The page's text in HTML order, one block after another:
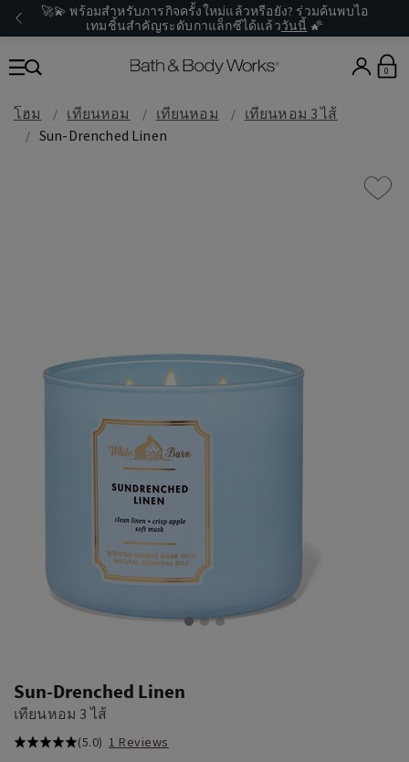
🚀💫 พร้อมสำหรับภารกิจครั้งใหม่แล้วหรือยัง? ร่วมค้นพบไอ
เทมชิ้นสำคัญระดับกาแล็กซีได้แล้ววันนี้ 🌠
0
โฮม เทียนหอม เทียนหอม
เทียนหอม 3 ไส้
Sun-Drenched Linen
Sun-Drenched Linen
เทียนหอม 3 ไส้
(5.0) 1 Reviews